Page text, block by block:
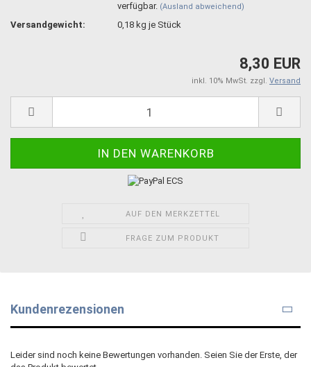
verfügbar. (Ausland abweichend)
Versandgewicht: 0,18 kg je Stück
8,30 EUR
inkl. 10% MwSt. zzgl. Versand
AUF DEN MERKZETTEL
FRAGE ZUM PRODUKT
Kundenrezensionen
Leider sind noch keine Bewertungen vorhanden. Seien Sie der Erste, der